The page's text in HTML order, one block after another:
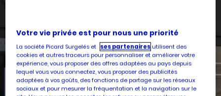
Services
Votre vie privée est pour nous une priorité
La société Picard Surgelés et ses partenairesutilisent des
cookies et autres traceurs pour personnaliser et améliorer votre
expérience, vous proposer des offres adaptées au pays depuis
lequel vous vous connectez, vous proposer des publicités
adaptées à vos goûts, des fonctions de partage sur les réseaux
sociaux et pour mesurer la fréquentation et la navigation sur le